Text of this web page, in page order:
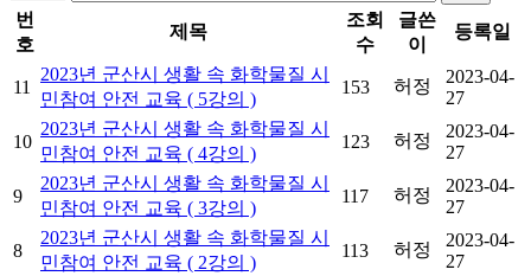
번
호
제목
조회
수
글쓴
이
등록일
11
2023년 군산시 생활 속 화학물질 시
민참여 안전 교육 ( 5강의 )
153 허정
2023-04-
27
10
2023년 군산시 생활 속 화학물질 시
민참여 안전 교육 ( 4강의 )
123 허정
2023-04-
27
9
2023년 군산시 생활 속 화학물질 시
민참여 안전 교육 ( 3강의 )
117 허정
2023-04-
27
8
2023년 군산시 생활 속 화학물질 시
민참여 안전 교육 ( 2강의 )
113 허정
2023-04-
27